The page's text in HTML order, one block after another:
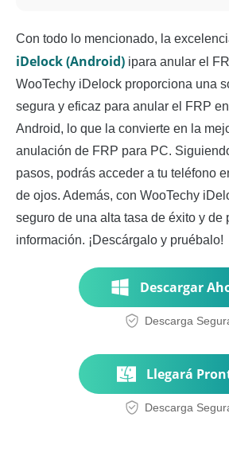
Con todo lo mencionado, la
iDelock (Android) ipara anular el
WooTechy iDelock proporciona una
segura y eficaz para anular el FRP
Android, lo que la convierte en la
anulación de FRP para PC.
pasos, podrás acceder a tu teléfono
de ojos. Además, con WooTechy
seguro de una alta tasa de éxito y de
información. ¡Descárgalo y pruébalo!
Descargar
Descarga
Llegará
Descarga